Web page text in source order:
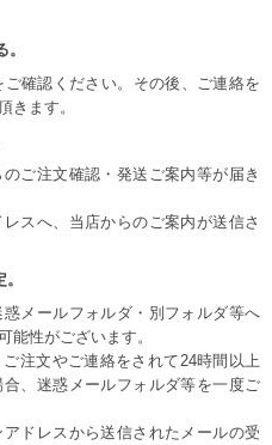
確認ください。その後、ご連絡を
きます。
ご注文確認・発送ご案内等が届き
スへ、当店からのご案内が送信さ
メールフォルダ・別フォルダ等へ
能性がございます。
注文やご連絡をされて24時間以上
、迷惑メールフォルダ等を一度ご
ドレスから送信されたメールの受